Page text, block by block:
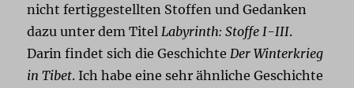
nicht fertiggestellten Stoffen und Gedanken
dazu unter dem Titel Labyrinth: Stoffe I-III.
Darin findet sich die Geschichte Der Winterkrieg
in Tibet. Ich habe eine sehr ähnliche Geschichte